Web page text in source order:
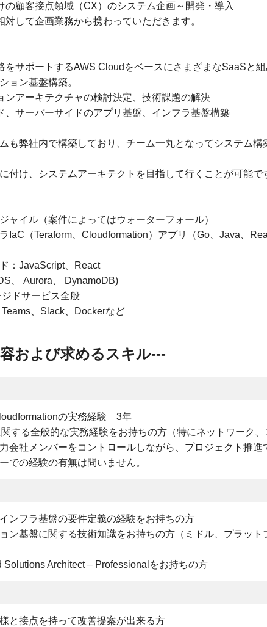
の顧客接点領域（CX）のシステム企画～開発・導入
対して企画業務から携わっていただきます。
をサポートするAWS CloudをベースにさまざまなSaaSと
ョン基盤構築。
ンアーキテクチャの検討決定、技術課題の解決
、サーバーサイドのアプリ基盤、インフラ基盤構築
も弊社内で構築しており、チーム一丸となってシステム構
付け、システムアーキテクトを目指して行くことが可能で
ャイル（案件によってはウォーターフォール）
IaC（Teraform、Cloudformation）アプリ（Go、Java、
：JavaScript、React
、 Aurora、 DynamoDB)
ジドサービス全般
Teams、Slack、Dockerなど
および求めるスキル---
の実務経験 3年
関する全般的な実務経験をお持ちの方（特にネットワーク、
会社メンバーをコントロールしながら、プロジェクト推進
での経験の有無は問いません。
ンフラ基盤の要件定義の経験をお持ちの方
ン基盤に関する技術知識をお持ちの方（ミドル、プラット
Solutions Architect – Professionalをお持ちの方
と接点を持って改善提案が出来る方